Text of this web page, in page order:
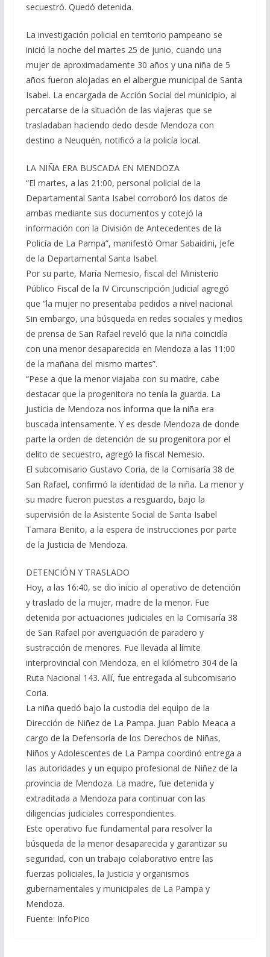
secuestró. Quedó detenida.
La investigación policial en territorio pampeano se
inició la noche del martes 25 de junio, cuando una
mujer de aproximadamente 30 años y una niña de 5
años fueron alojadas en el albergue municipal de Santa
Isabel. La encargada de Acción Social del municipio, al
percatarse de la situación de las viajeras que se
trasladaban haciendo dedo desde Mendoza con
destino a Neuquén, notificó a la policía local.
LA NIÑA ERA BUSCADA EN MENDOZA
“El martes, a las 21:00, personal policial de la
Departamental Santa Isabel corroboró los datos de
ambas mediante sus documentos y cotejó la
información con la División de Antecedentes de la
Policía de La Pampa”, manifestó Omar Sabaidini, Jefe
de la Departamental Santa Isabel.
Por su parte, María Nemesio, fiscal del Ministerio
Público Fiscal de la IV Circunscripción Judicial agregó
que “la mujer no presentaba pedidos a nivel nacional.
Sin embargo, una búsqueda en redes sociales y medios
de prensa de San Rafael reveló que la niña coincidía
con una menor desaparecida en Mendoza a las 11:00
de la mañana del mismo martes”.
“Pese a que la menor viajaba con su madre, cabe
destacar que la progenitora no tenía la guarda. La
Justicia de Mendoza nos informa que la niña era
buscada intensamente. Y es desde Mendoza de donde
parte la orden de detención de su progenitora por el
delito de secuestro, agregó la fiscal Nemesio.
El subcomisario Gustavo Coria, de la Comisaría 38 de
San Rafael, confirmó la identidad de la niña. La menor y
su madre fueron puestas a resguardo, bajo la
supervisión de la Asistente Social de Santa Isabel
Tamara Benito, a la espera de instrucciones por parte
de la Justicia de Mendoza.
DETENCIÓN Y TRASLADO
Hoy, a las 16:40, se dio inicio al operativo de detención
y traslado de la mujer, madre de la menor. Fue
detenida por actuaciones judiciales en la Comisaría 38
de San Rafael por averiguación de paradero y
sustracción de menores. Fue llevada al límite
interprovincial con Mendoza, en el kilómetro 304 de la
Ruta Nacional 143. Allí, fue entregada al subcomisario
Coria.
La niña quedó bajo la custodia del equipo de la
Dirección de Niñez de La Pampa. Juan Pablo Meaca a
cargo de la Defensoría de los Derechos de Niñas,
Niños y Adolescentes de La Pampa coordinó entrega a
las autoridades y un equipo profesional de Niñez de la
provincia de Mendoza. La madre, fue detenida y
extraditada a Mendoza para continuar con las
diligencias judiciales correspondientes.
Este operativo fue fundamental para resolver la
búsqueda de la menor desaparecida y garantizar su
seguridad, con un trabajo colaborativo entre las
fuerzas policiales, la Justicia y organismos
gubernamentales y municipales de La Pampa y
Mendoza.
Fuente: InfoPico